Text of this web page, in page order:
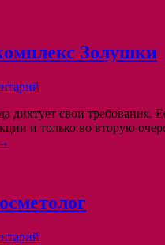
Золушки
свои требования.
и только во вторую